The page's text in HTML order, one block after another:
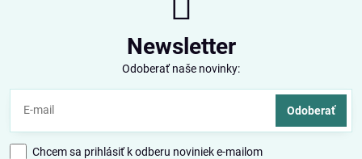
Newsletter
Odoberať naše novinky:
Odoberať
Chcem sa prihlásiť k odberu noviniek e-mailom